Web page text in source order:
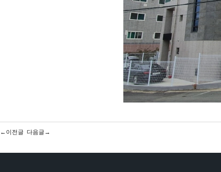
←이전글 다음글→